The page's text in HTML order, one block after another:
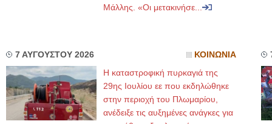
Μάλλης. «Οι μετακινήσε...
7 ΑΥΓΟΥΣΤΟΥ 2026 ΚΟΙΝΩΝΙΑ
Η καταστροφική πυρκαγιά της
29ης Ιουλίου εε που εκδηλώθηκε
στην περιοχή του Πλωμαρίου,
ανέδειξε τις αυξημένες ανάγκες για